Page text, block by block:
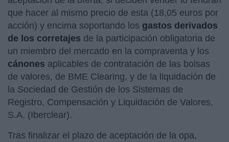
que hacer al mismo precio de esta (18,05 euros por
acción) y encima soportando los gastos derivados
de los corretajes de la participación obligatoria de
un miembro del mercado en la compraventa y los
cánones aplicables de contratación de las bolsas
de valores, de BME Clearing, y de la liquidación de
la Sociedad de Gestión de los Sistemas de
Registro, Compensación y Liquidación de Valores,
S.A. (Iberclear).
Tras finalizar el plazo de aceptación de la opa,